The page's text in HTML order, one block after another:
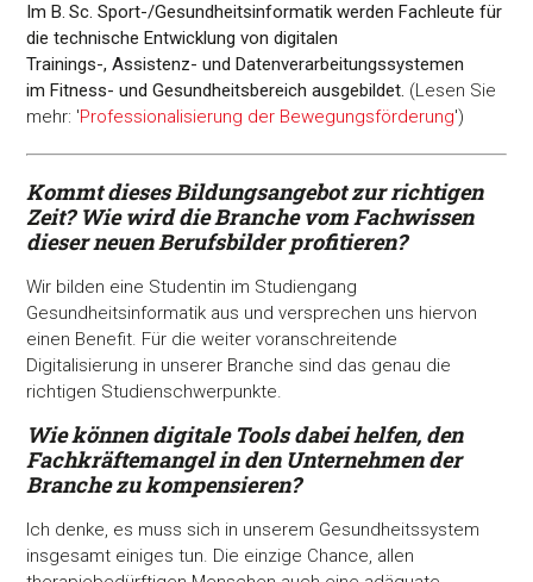
Im B. Sc. Sport-/Gesundheitsinformatik werden Fachleute für
die technischeEntwicklung von digitalen
Trainings-,Assistenz- und Datenverarbeitungssystemen
im Fitness- und Gesundheitsbereich ausgebildet. (Lesen Sie
mehr: 'Professionalisierung der Bewegungsförderung')
Kommt dieses Bildungsangebot zur richtigen
Zeit? Wie wird die Branche vom Fachwissen
dieser neuen Berufsbilder profitieren?
Wir bilden eine Studentin im Studiengang
Gesundheitsinformatik aus und versprechen uns hiervon
einen Benefit. Für die weiter voranschreitende
Digitalisierung in unserer Branche sind das genau die
richtigen Studienschwerpunkte.
Wie können digitale Tools dabei helfen, den
Fachkräftemangel in den Unternehmen der
Branche zu kompensieren?
Ich denke, es muss sich in unserem Gesundheitssystem
insgesamt einiges tun. Die einzige Chance, allen